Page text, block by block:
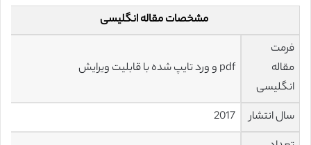
مشخصات مقاله انگلیسی
فرمت
مقاله
انگلیسی
pdf و ورد تایپ شده با قابلیت ویرایش
سال انتشار
2017